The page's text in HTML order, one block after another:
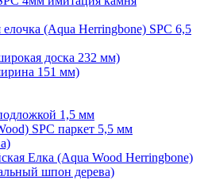
(Aqua Herringbone) SPC 6,5
доска 232 мм)
151 мм)
1,5 мм
SPC паркет 5,5 мм
Елка (Aqua Wood Herringbone)
шпон дерева)